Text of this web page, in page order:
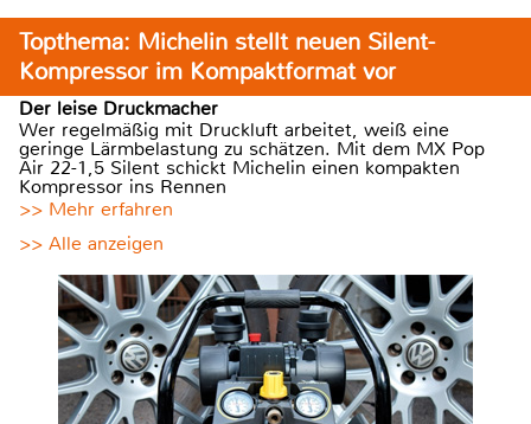
Topthema: Michelin stellt neuen Silent-
Kompressor im Kompaktformat vor
Der leise Druckmacher
Wer regelmäßig mit Druckluft arbeitet, weiß eine
geringe Lärmbelastung zu schätzen. Mit dem MX Pop
Air 22-1,5 Silent schickt Michelin einen kompakten
Kompressor ins Rennen
>> Mehr erfahren
>> Alle anzeigen